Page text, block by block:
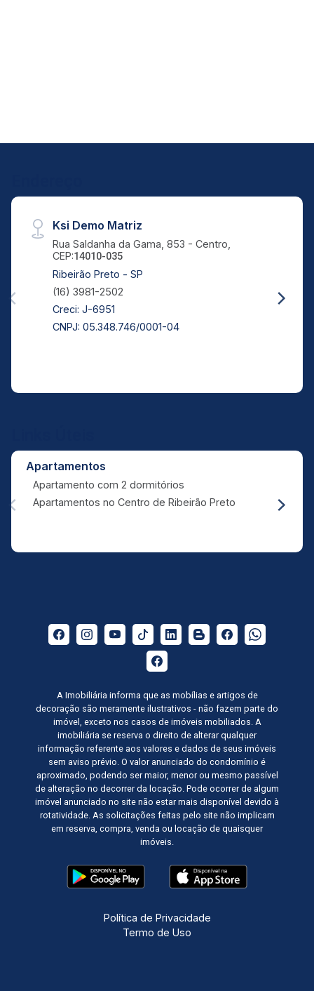
Aug/Mon
Ksi Demo Matriz
Rua Saldanha da Gama, 853 - Centro,
CEP:14010-035
Ribeirão Preto - SP
(16) 3981-2502
Creci: J-6951
CNPJ: 05.348.746/0001-04
Apartamentos
Apartamento com 2 dormitórios
Apartamentos no Centro de Ribeirão Preto
A Imobiliária informa que as mobílias e artigos de
decoração são meramente ilustrativos - não fazem parte do
imóvel, exceto nos casos de imóveis mobiliados. A
imobiliária se reserva o direito de alterar qualquer
informação referente aos valores e dados de seus imóveis
sem aviso prévio. O valor anunciado do condomínio é
aproximado, podendo ser maior, menor ou mesmo passível
de alteração no decorrer da locação. Pode ocorrer de algum
imóvel anunciado no site não estar mais disponível devido à
rotatividade. As solicitações feitas pelo site não implicam
em reserva, compra, venda ou locação de quaisquer
imóveis.
Política de Privacidade
Termo de Uso